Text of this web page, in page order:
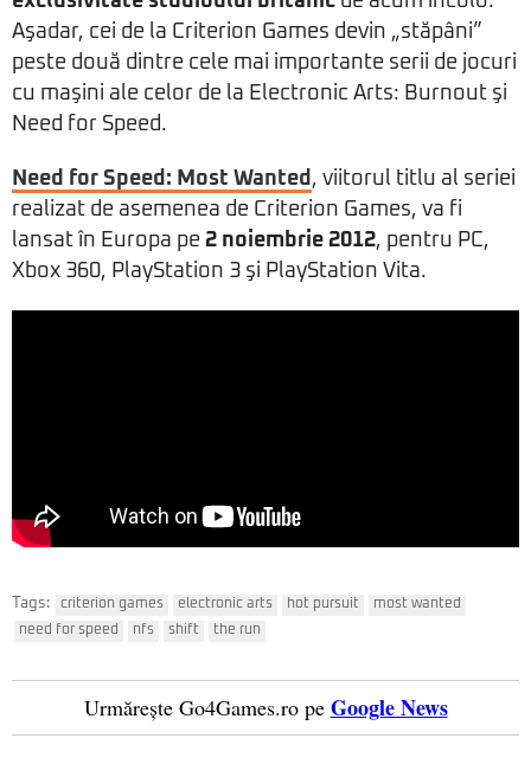
Aşadar, cei de la Criterion Games devin „stăpâni”
peste două dintre cele mai importante serii de jocuri
cu maşini ale celor de la Electronic Arts: Burnout şi
Need for Speed.
Need for Speed: Most Wanted , viitorul titlu al seriei
realizat de asemenea de Criterion Games, va fi
lansat în Europa pe 2 noiembrie 2012, pentru PC,
Xbox 360, PlayStation 3 şi PlayStation Vita.
Tags: criterion games electronic arts hot pursuit
most wanted
need for speed
nfs shift the run
Urmărește Go4Games.ro pe Google News